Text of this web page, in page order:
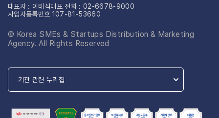
대표자 : 이태식대표 전화 : 02-6678-9000
사업자등록번호 107-81-53660
© Korea SMEs & Startups Distribution & Marketing
Agency. All Rights Reserved